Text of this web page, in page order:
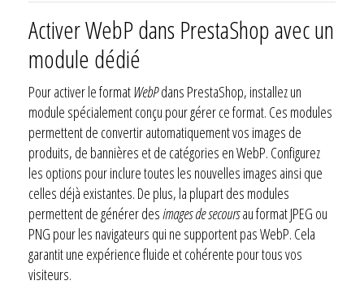
Activer WebP dans PrestaShop avec un
module dédié
Pour activer le formatWebPdans PrestaShop, installez un
module spécialement conçu pour gérer ce format. Ces modules
permettent de convertir automatiquement vos images de
produits, de bannières et de catégories en WebP. Configurez
les options pour inclure toutes les nouvelles images ainsi que
celles déjà existantes. De plus, la plupart des modules
permettent de générer desimages de secoursau format JPEG ou
PNG pour les navigateurs qui ne supportent pas WebP. Cela
garantit une expérience fluide et cohérente pour tous vos
visiteurs.